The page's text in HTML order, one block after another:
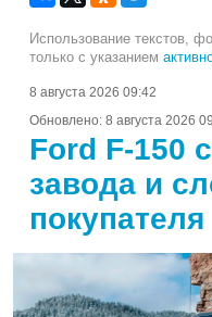
Использование текстов,
только с указанием
8 августа 2026 09:42
Обновлено: 8 августа 2026
Ford F-150
завода и
покупателя